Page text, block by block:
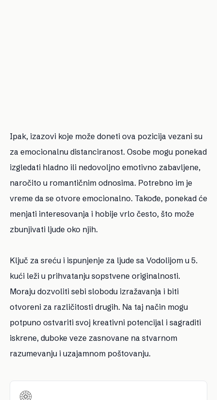
Ipak, izazovi koje može doneti ova pozicija vezani su
za emocionalnu distanciranost. Osobe mogu ponekad
izgledati hladno ili nedovoljno emotivno zabavljene,
naročito u romantičnim odnosima. Potrebno im je
vreme da se otvore emocionalno. Takođe, ponekad će
menjati interesovanja i hobije vrlo često, što može
zbunjivati ljude oko njih.
Ključ za sreću i ispunjenje za ljude sa Vodolijom u 5.
kući leži u prihvatanju sopstvene originalnosti.
Moraju dozvoliti sebi slobodu izražavanja i biti
otvoreni za različitosti drugih. Na taj način mogu
potpuno ostvariti svoj kreativni potencijal i sagraditi
iskrene, duboke veze zasnovane na stvarnom
razumevanju i uzajamnom poštovanju.